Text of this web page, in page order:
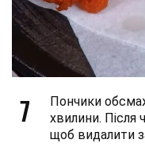
7
Пончики
хвилини. Після
щоб видалити